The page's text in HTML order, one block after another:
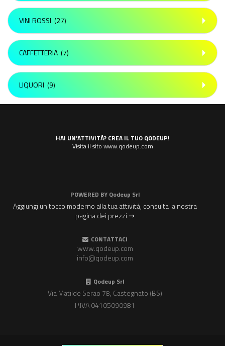
VINI ROSSI (27)
CAFFETTERIA (7)
LIQUORI (9)
HAI UN'ATTIVITÀ? CREA IL TUO QODEUP!
Visita il sito www.qodeup.com
POWERED BY Qodeup Srl
Aggiungi un tocco moderno alla tua attività, consulta la nostra
pagina dei prezzi ⇛
CONTATTACI
www.qodeup.com
info@qodeup.com
Qodeup Srl
Via Matilde Serao 78, Castegnato (BS)
P.IVA 04105090981